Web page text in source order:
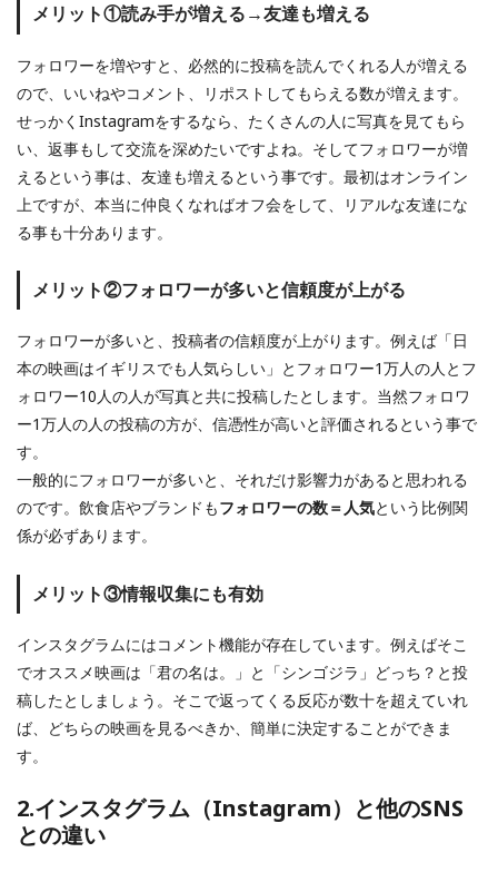
メリット①読み手が増える→友達も増える
フォロワーを増やすと、必然的に投稿を読んでくれる人が増える
ので、いいねやコメント、リポストしてもらえる数が増えます。
せっかくInstagramをするなら、たくさんの人に写真を見てもら
い、返事もして交流を深めたいですよね。そしてフォロワーが増
えるという事は、友達も増えるという事です。最初はオンライン
上ですが、本当に仲良くなればオフ会をして、リアルな友達にな
る事も十分あります。
メリット②フォロワーが多いと信頼度が上がる
フォロワーが多いと、投稿者の信頼度が上がります。例えば「日
本の映画はイギリスでも人気らしい」とフォロワー1万人の人とフ
ォロワー10人の人が写真と共に投稿したとします。当然フォロワ
ー1万人の人の投稿の方が、信憑性が高いと評価されるという事で
す。
一般的にフォロワーが多いと、それだけ影響力があると思われる
のです。飲食店やブランドもフォロワーの数＝人気という比例関
係が必ずあります。
メリット③情報収集にも有効
インスタグラムにはコメント機能が存在しています。例えばそこ
でオススメ映画は「君の名は。」と「シンゴジラ」どっち？と投
稿したとしましょう。そこで返ってくる反応が数十を超えていれ
ば、どちらの映画を見るべきか、簡単に決定することができま
す。
2.インスタグラム（Instagram）と他のSNS
との違い